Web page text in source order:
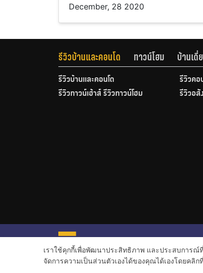
December, 28 2020
รีวิวบ้านและคอนโด ทาวน์โฮม บ้านเดี่
รีวิวบ้านและคอนโด รีวิวคอ
รีวิวทาวน์เฮ้าส์ รีวิวทาวน์โฮม
รีวิวอสั
เราใช้คุกกี้เพื่อพัฒนาประสิทธิภาพ และประสบการ
จัดการความเป็นส่วนตัวเองได้ของคุณได้เองโดยคลิก